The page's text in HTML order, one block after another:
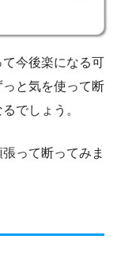
今後楽になる可
と気を使って断
でしょう。
って断ってみま